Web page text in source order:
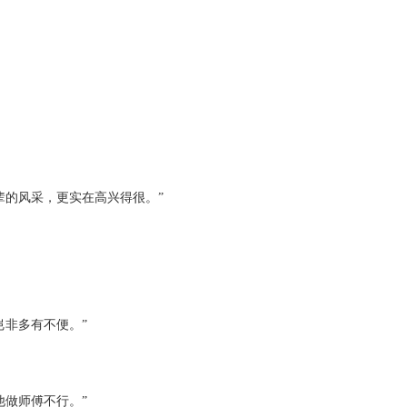
风采，更实在高兴得很。”
多有不便。”
师傅不行。”